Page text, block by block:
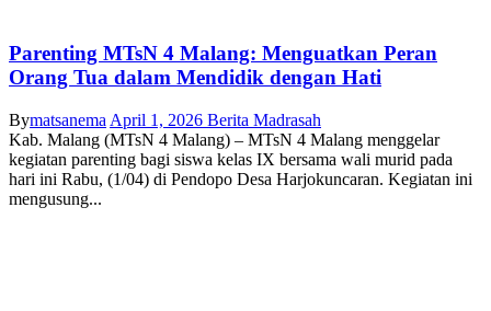
Parenting MTsN 4 Malang: Menguatkan Peran
Orang Tua dalam Mendidik dengan Hati
Bymatsanema April 1, 2026 Berita Madrasah
Kab. Malang (MTsN 4 Malang) – MTsN 4 Malang menggelar
kegiatan parenting bagi siswa kelas IX bersama wali murid pada
hari ini Rabu, (1/04) di Pendopo Desa Harjokuncaran. Kegiatan ini
mengusung...